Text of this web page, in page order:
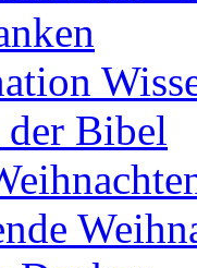
Bibel